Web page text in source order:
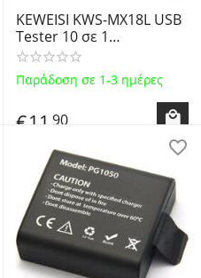
KEWEISI KWS-MX18L USB
Tester 10 σε 1
Δοκιμαστικό Τάσης,
Ρεύματος,
Χωρητικότητας, Ισχύος
με Έγχρωμες Ενδείξεις
4V-30V
Παράδοση σε 1-3 ημέρες
€11 90